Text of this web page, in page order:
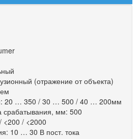
(отражение от объекта)
20 … 350 / 30 … 500 / 40 … 200мм
срабатывания, мм: 500
<200 / <2000
10 … 30 В пост. тока